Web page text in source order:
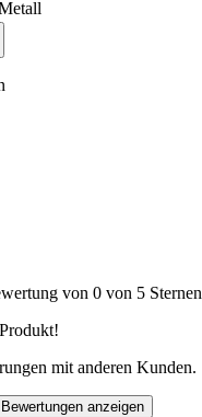
von 0 von 5 Sternen
mit anderen Kunden.
Bewertungen anzeigen